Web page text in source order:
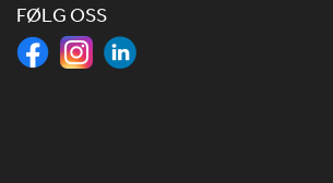
FØLG OSS